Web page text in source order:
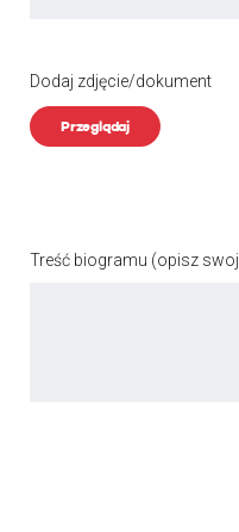
Dodaj zdjęcie/dokument
Przeglądaj
Treść biogramu (opisz